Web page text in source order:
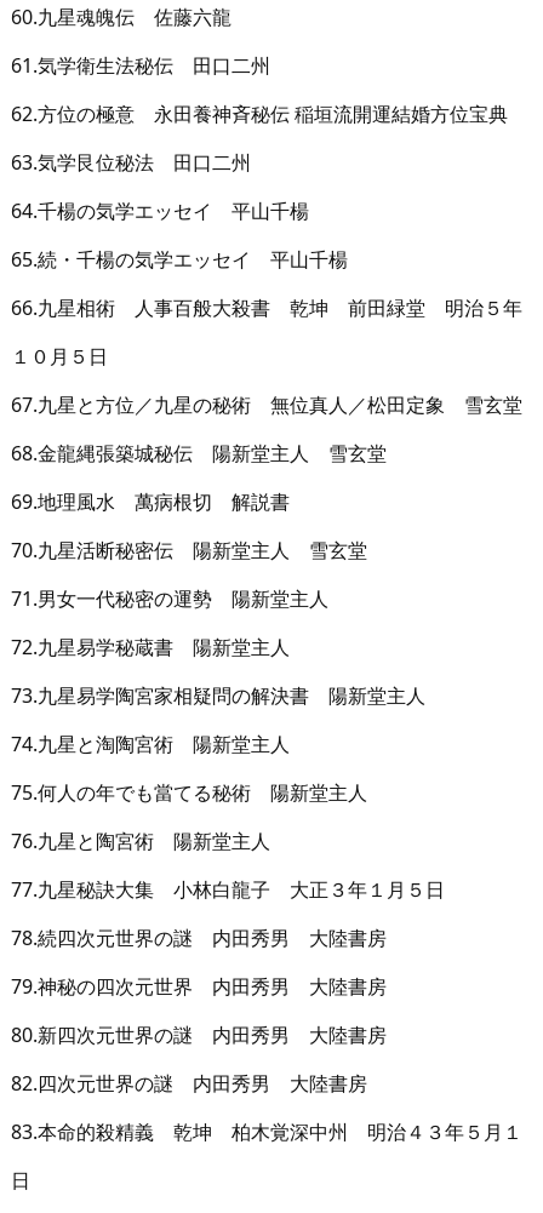
60.九星魂魄伝 佐藤六龍
61.気学衛生法秘伝 田口二州
62.方位の極意 永田養神斉秘伝 稲垣流開運結婚方位宝典
63.気学艮位秘法 田口二州
64.千楊の気学エッセイ 平山千楊
65.続・千楊の気学エッセイ 平山千楊
66.九星相術 人事百般大殺書 乾坤 前田緑堂 明治５年
１０月５日
67.九星と方位／九星の秘術 無位真人／松田定象 雪玄堂
68.金龍縄張築城秘伝 陽新堂主人 雪玄堂
69.地理風水 萬病根切 解説書
70.九星活断秘密伝 陽新堂主人 雪玄堂
71.男女一代秘密の運勢 陽新堂主人
72.九星易学秘蔵書 陽新堂主人
73.九星易学陶宮家相疑問の解決書 陽新堂主人
74.九星と淘陶宮術 陽新堂主人
75.何人の年でも當てる秘術 陽新堂主人
76.九星と陶宮術 陽新堂主人
77.九星秘訣大集 小林白龍子 大正３年１月５日
78.続四次元世界の謎 内田秀男 大陸書房
79.神秘の四次元世界 内田秀男 大陸書房
80.新四次元世界の謎 内田秀男 大陸書房
82.四次元世界の謎 内田秀男 大陸書房
83.本命的殺精義 乾坤 柏木覚深中州 明治４３年５月１
日